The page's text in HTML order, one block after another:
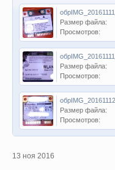
Размер файла:
Просмотров:
Размер файла:
Просмотров:
Размер файла:
Просмотров:
13 ноя 2016